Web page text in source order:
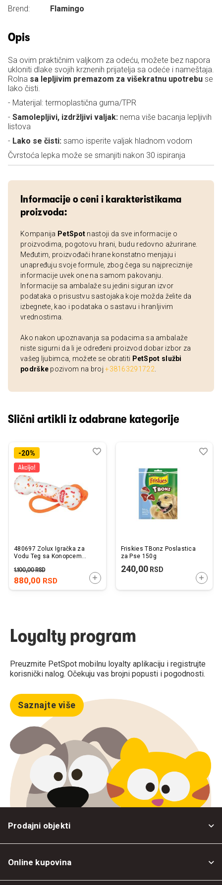
Brend:
Flamingo
Opis
Sa ovim praktičnim valjkom za odeću, možete bez napora
ukloniti dlake svojih krznenih prijatelja sa odeće i nameštaja.
Rolna sa lepljivim premazom za višekratnu upotrebu se
lako čisti.
- Materijal: termoplastična guma/TPR
- Samolepljivi, izdržljivi valjak: nema više bacanja lepljivih
listova
- Lako se čisti: samo isperite valjak hladnom vodom
Čvrstoća lepka može se smanjiti nakon 30 ispiranja
Informacije o ceni i karakteristikama
proizvoda:
Kompanija PetSpot nastoji da sve informacije o
proizvodima, pogotovu hrani, budu redovno ažurirane.
Međutim, proizvođači hrane konstatno menjaju i
unapređuju svoje formule, zbog čega su najpreciznije
informacije uvek one na samom pakovanju.
Informacije sa ambalaže su jedini siguran izvor
podataka o prisustvu sastojaka koje možda želite da
izbegnete, kao i podataka o sastavu i hranljivim
vrednostima.
Ako nakon upoznavanja sa podacima sa ambalaže
niste sigurni da li je određeni proizvod dobar izbor za
vašeg ljubimca, možete se obratiti PetSpot službi
podrške pozivom na broj+38163291722
Slični artikli iz odabrane kategorije
-20%
480697 Zolux Igračka za
Vodu Teg sa Konopcem
880,00 RSD
1.100,00RSD
DODAJTE U KORPU
Dodaj
Uporedi
Friskies TBonz Poslastica
za Pse 150g
240,00RSD
Loyalty program
Preuzmite PetSpot mobilnu loyalty aplikaciju i registrujte
korisnički nalog. Očekuju vas brojni popusti i pogodnosti.
Saznajte više
Prodajni objekti
Online kupovina